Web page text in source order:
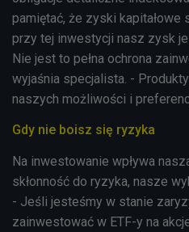
pamiętać, że zyski kapitałowe
przy tej inwestycji nasz zysk
Nie jest to pełna ochrona
wyjaśnia specjalista. -
naszych możliwości i
Gdy nie boisz się ryzyka
Na inwestowanie wpływa
skłonność do ryzyka, nasze
- Jeśli jesteśmy w stanie
zainwestować w ETF-y na